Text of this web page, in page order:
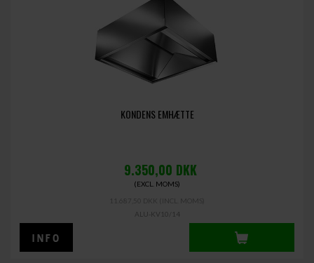
KONDENS EMHÆTTE
9.350,00 DKK
(EXCL. MOMS)
ALU-KV10/14